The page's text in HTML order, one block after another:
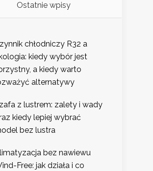
Ostatnie wpisy
chłodniczy R32 a
kiedy wybór jest
a kiedy warto
alternatywy
z lustrem: zalety i wady
kiedy lepiej wybrać
bez lustra
bez nawiewu
Free: jak działa i co